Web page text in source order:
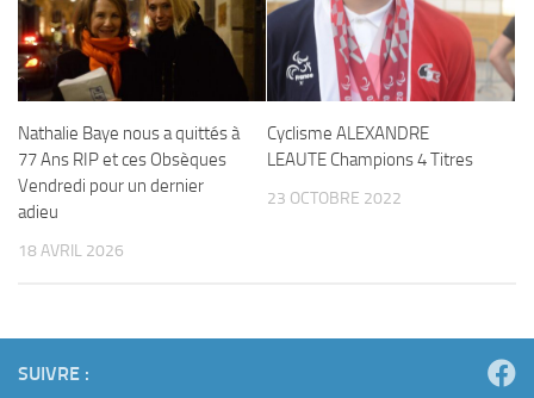
Nathalie Baye nous a quittés à
77 Ans RIP et ces Obsèques
Vendredi pour un dernier
adieu
18 AVRIL 2026
Cyclisme ALEXANDRE
LEAUTE Champions 4 Titres
23 OCTOBRE 2022
SUIVRE :